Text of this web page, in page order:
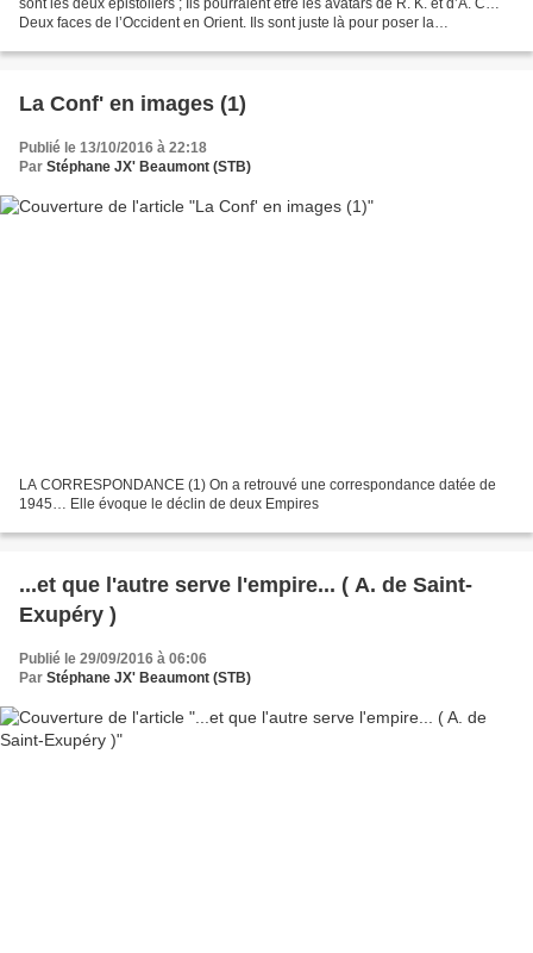
Deux faces de l’Occident en Orient. Ils sont juste là pour poser la
La Conf' en images (1)
Publié le 13/10/2016 à 22:18
Par Stéphane JX' Beaumont (STB)
LA CORRESPONDANCE (1) On a retrouvé une correspondance datée de
1945… Elle évoque le déclin de deux Empires
...et que l'autre serve l'empire... ( A. de Saint-
Exupéry )
Publié le 29/09/2016 à 06:06
Par Stéphane JX' Beaumont (STB)